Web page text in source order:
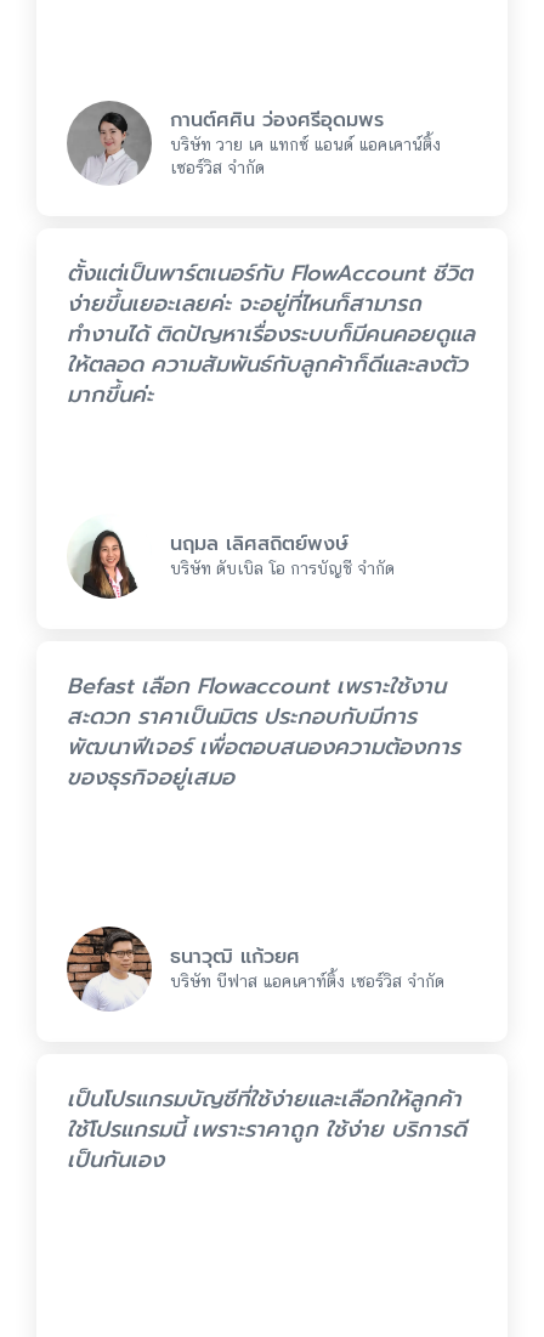
กานต์ศศิน ว่องศรีอุดมพร
บริษัท วาย เค แทกซ์ แอนด์ แอคเคาน์ติ้ง
เซอร์วิส จำกัด
ตั้งแต่เป็นพาร์ตเนอร์กับ FlowAccount ชีวิต
ง่ายขึ้นเยอะเลยค่ะ จะอยู่ที่ไหนก็สามารถ
ทำงานได้ ติดปัญหาเรื่องระบบก็มีคนคอยดูแล
ให้ตลอด ความสัมพันธ์กับลูกค้าก็ดีและลงตัว
มากขึ้นค่ะ
นฤมล เลิศสถิตย์พงษ์
บริษัท ดับเบิล โอ การบัญชี จำกัด
Befast เลือก Flowaccount เพราะใช้งาน
สะดวก ราคาเป็นมิตร ประกอบกับมีการ
พัฒนาฟีเจอร์ เพื่อตอบสนองความต้องการ
ของธุรกิจอยู่เสมอ
ธนาวุฒิ แก้วยศ
บริษัท บีฟาส แอคเคาท์ติ้ง เซอร์วิส จำกัด
เป็นโปรแกรมบัญชีที่ใช้ง่ายและเลือกให้ลูกค้า
ใช้โปรแกรมนี้ เพราะราคาถูก ใช้ง่าย บริการดี
เป็นกันเอง